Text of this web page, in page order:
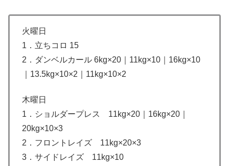
火曜日
1．立ちコロ 15
2．ダンベルカール 6kg×20｜11kg×10｜16kg×10
｜13.5kg×10×2｜11kg×10×2
木曜日
1．ショルダープレス 11kg×20｜16kg×20｜
20kg×10×3
2．フロントレイズ 11kg×20×3
3．サイドレイズ 11kg×10